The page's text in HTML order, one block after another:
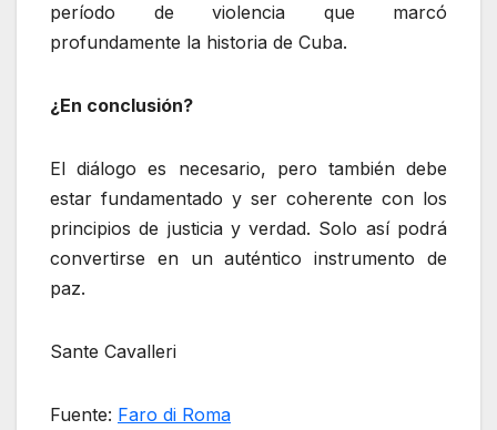
período de violencia que marcó
profundamente la historia de Cuba.
¿En conclusión?
El diálogo es necesario, pero también debe
estar fundamentado y ser coherente con los
principios de justicia y verdad. Solo así podrá
convertirse en un auténtico instrumento de
paz.
Sante Cavalleri
Fuente: Faro di Roma